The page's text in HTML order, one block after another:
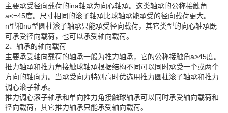
主要承受径向载荷的ina轴承为向心轴承。这类轴承的公称接触角
a<=45度。尺寸相同的滚子轴承比球轴承能承受的径向载荷更大。
n型和nu型圆柱滚子轴承只能承受径向载荷，其它类型的向心轴承既
可承受径向载荷，也可以承受轴向载荷。
2、轴承的轴向载荷
主要承受轴向载荷的轴承一般为推力轴承，它的公称接触角a>45度。
推力轴承和推力角接触球轴承根据结构不同可以同时承受一个或两个
方向的轴向力。当承受向力特别高时优选用推力圆柱滚子轴承和推力
调心滚子轴承。
推力调心滚子轴承和单向推力角接触球轴承可以同时承受轴向载荷和
径向载荷，其它推力轴承只能承受轴向载荷。